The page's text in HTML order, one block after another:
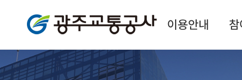
광주교통공사
이용안내